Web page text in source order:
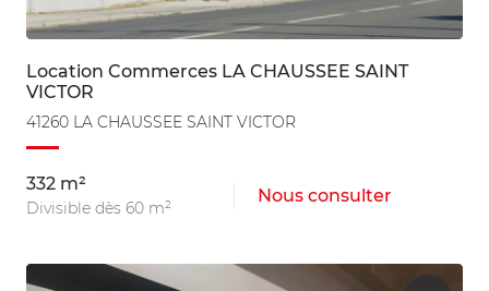
Location Commerces LA CHAUSSEE SAINT
VICTOR
41260 LA CHAUSSEE SAINT VICTOR
332 m²
Divisible dès 60 m²
Nous consulter